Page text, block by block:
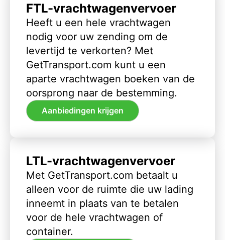
FTL-vrachtwagenvervoer
Heeft u een hele vrachtwagen
nodig voor uw zending om de
levertijd te verkorten? Met
GetTransport.com kunt u een
aparte vrachtwagen boeken van de
oorsprong naar de bestemming.
Aanbiedingen krijgen
LTL-vrachtwagenvervoer
Met GetTransport.com betaalt u
alleen voor de ruimte die uw lading
inneemt in plaats van te betalen
voor de hele vrachtwagen of
container.